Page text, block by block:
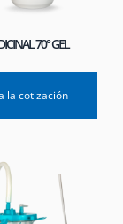
70° GEL
la cotización